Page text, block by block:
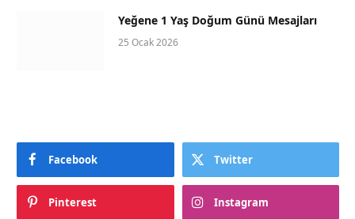
Yeğene 1 Yaş Doğum Günü Mesajları
25 Ocak 2026
Facebook Twitter
Pinterest Instagram